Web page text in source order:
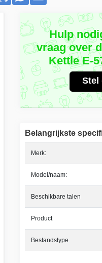
Hulp
vraag over
Kettle E-
Stel
Belangrijkste
Merk:
Model/naam:
Beschikbare talen
Product
Bestandstype